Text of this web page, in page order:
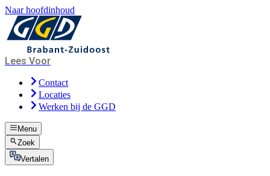
Naar hoofdinhoud
Lees Voor
Contact
Locaties
Werken bij de GGD
Menu
Zoek
Vertalen